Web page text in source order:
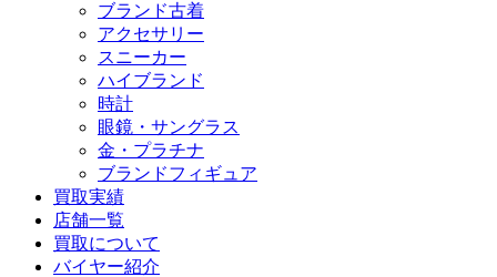
ブランド古着
アクセサリー
スニーカー
ハイブランド
時計
眼鏡・サングラス
金・プラチナ
ブランドフィギュア
買取実績
店舗一覧
買取について
バイヤー紹介